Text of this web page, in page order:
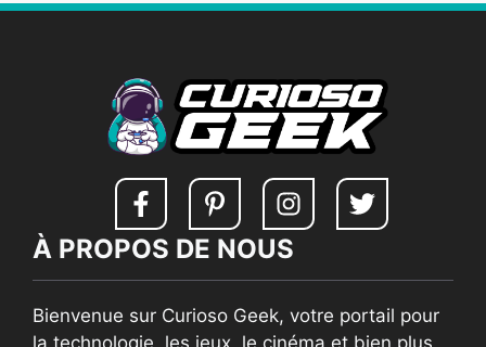
À PROPOS DE NOUS
Bienvenue sur Curioso Geek, votre portail pour